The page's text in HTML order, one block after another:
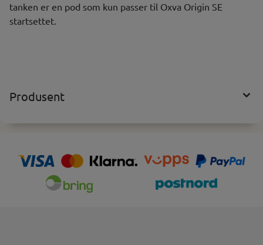
tanken er en pod som kun passer til Oxva Origin SE
startsettet.
Produsent